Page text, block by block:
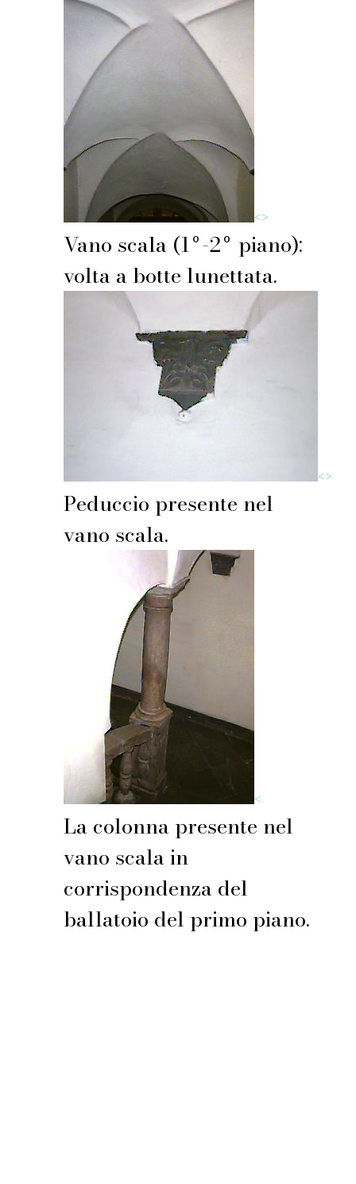
<>
Vano scala (1º-2º piano):
volta a botte lunettata.
<>
Peduccio presente nel
vano scala.
<
La colonna presente nel
vano scala in
corrispondenza del
ballatoio del primo piano.